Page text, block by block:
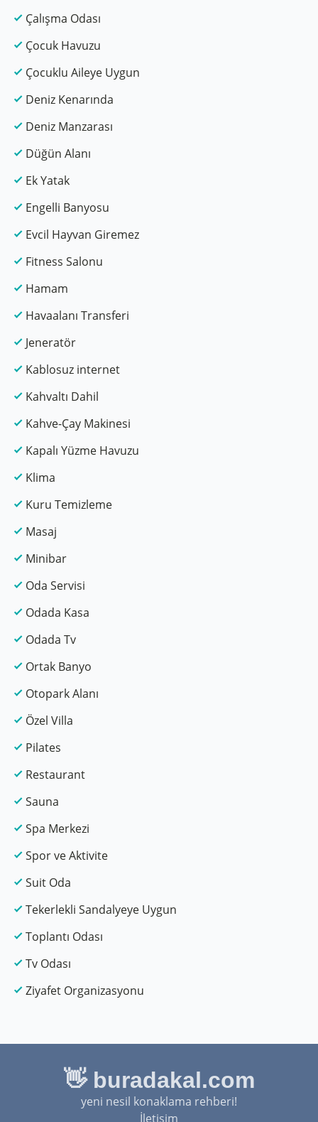
Çalışma Odası
Çocuk Havuzu
Çocuklu Aileye Uygun
Deniz Kenarında
Deniz Manzarası
Düğün Alanı
Ek Yatak
Engelli Banyosu
Evcil Hayvan Giremez
Fitness Salonu
Hamam
Havaalanı Transferi
Jeneratör
Kablosuz internet
Kahvaltı Dahil
Kahve-Çay Makinesi
Kapalı Yüzme Havuzu
Klima
Kuru Temizleme
Masaj
Minibar
Oda Servisi
Odada Kasa
Odada Tv
Ortak Banyo
Otopark Alanı
Özel Villa
Pilates
Restaurant
Sauna
Spa Merkezi
Spor ve Aktivite
Suit Oda
Tekerlekli Sandalyeye Uygun
Toplantı Odası
Tv Odası
Ziyafet Organizasyonu
👋 buradakal.com
yeni nesil konaklama rehberi!
İletişim